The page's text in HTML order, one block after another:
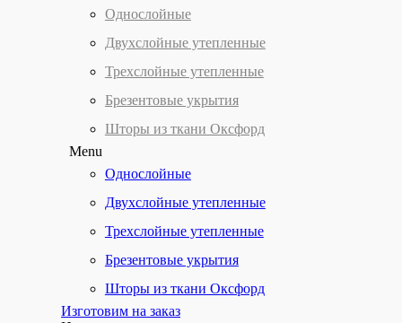
Однослойные
Двухслойные утепленные
Трехслойные утепленные
Брезентовые укрытия
Шторы из ткани Оксфорд
Menu
Однослойные
Двухслойные утепленные
Трехслойные утепленные
Брезентовые укрытия
Шторы из ткани Оксфорд
Изготовим на заказ